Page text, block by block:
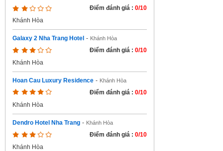
Điểm đánh giá : 0/10
Khánh Hòa
Galaxy 2 Nha Trang Hotel - Khánh Hòa
Điểm đánh giá : 0/10
Khánh Hòa
Hoan Cau Luxury Residence - Khánh Hòa
Điểm đánh giá : 0/10
Khánh Hòa
Dendro Hotel Nha Trang - Khánh Hòa
Điểm đánh giá : 0/10
Khánh Hòa